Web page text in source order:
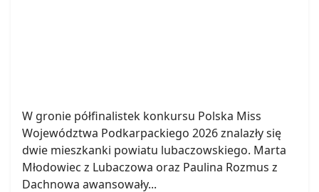
W gronie półfinalistek konkursu Polska Miss
Województwa Podkarpackiego 2026 znalazły się
dwie mieszkanki powiatu lubaczowskiego. Marta
Młodowiec z Lubaczowa oraz Paulina Rozmus z
Dachnowa awansowały...